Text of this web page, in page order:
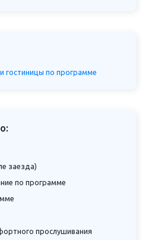
гостиницы по программе
заезда)
по программе
прослушивания